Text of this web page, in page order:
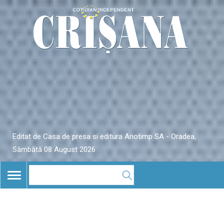
Editat de Casa de presa si editura Anotimp SA - Oradea,
Sâmbătă 08 August 2026
TOGGLE
NAVIGATION